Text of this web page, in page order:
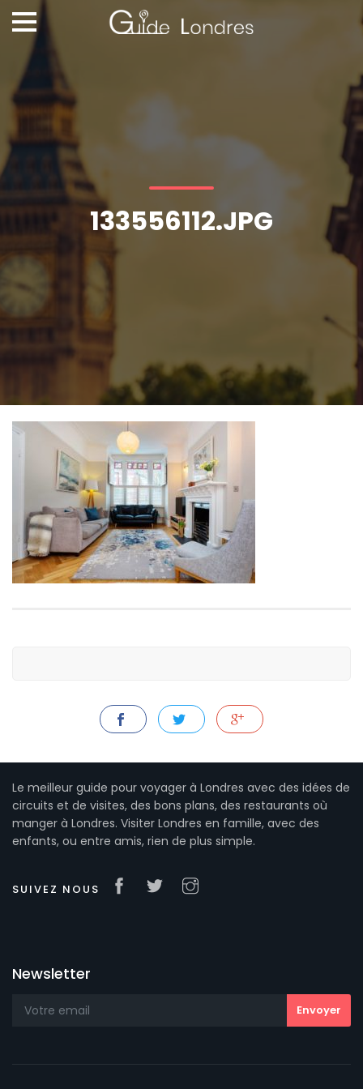
133556112.JPG
Le meilleur guide pour voyager à Londres avec des idées de
circuits et de visites, des bons plans, des restaurants où
manger à Londres. Visiter Londres en famille, avec des
enfants, ou entre amis, rien de plus simple.
SUIVEZ NOUS
Newsletter